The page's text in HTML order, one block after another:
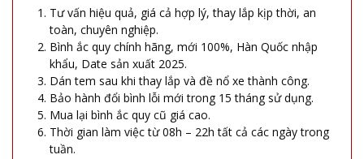
Tư vấn hiệu quả, giá cả hợp lý, thay lắp kịp thời, an
toàn, chuyên nghiệp.
Bình ắc quy chính hãng, mới 100%, Hàn Quốc nhập
khẩu, Date sản xuất 2025.
Dán tem sau khi thay lắp và đề nổ xe thành công.
Bảo hành đổi bình lỗi mới trong 15 tháng sử dụng.
Mua lại bình ắc quy cũ giá cao.
Thời gian làm việc từ 08h – 22h tất cả các ngày trong
tuần.